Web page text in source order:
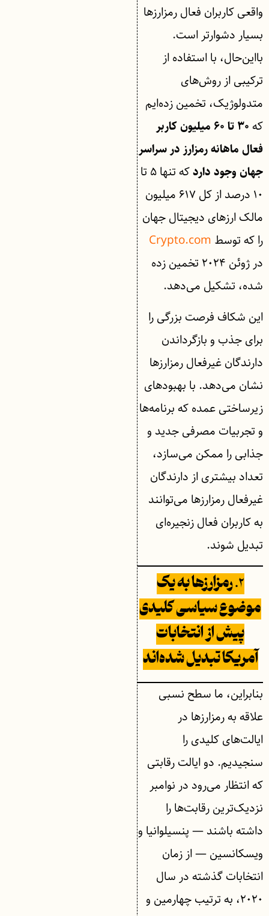
واقعی کاربران فعال رمزارزها
بسیار دشوارتر است.
بااین‌حال، با استفاده از
ترکیبی از روش‌های
متدولوژیک، تخمین زده‌ایم
که
۳۰ تا ۶۰ میلیون کاربر
فعال ماهانه رمزارز در سراسر
جهان وجود دارد
که تنها ۵ تا
۱۰ درصد از کل ۶۱۷ میلیون
مالک ارزهای دیجیتال جهان
را که توسط Crypto.com
در ژوئن ۲۰۲۴ تخمین زده
شده، تشکیل می‌دهد.
این شکاف فرصت بزرگی را
برای جذب و بازگرداندن
دارندگان غیرفعال رمزارزها
نشان می‌دهد. با بهبودهای
زیرساختی عمده که برنامه‌ها
و تجربیات مصرفی جدید و
جذابی را ممکن می‌سازد،
تعداد بیشتری از دارندگان
غیرفعال رمزارزها می‌توانند
به کاربران فعال زنجیره‌ای
تبدیل شوند.
۲. رمزارزها به یک
موضوع سیاسی کلیدی
پیش از انتخابات
آمریکا تبدیل شده‌اند
بنابراین، ما سطح نسبی
علاقه به رمزارزها در
ایالت‌های کلیدی را
سنجیدیم. دو ایالت رقابتی
که انتظار می‌رود در نوامبر
نزدیک‌ترین رقابت‌ها را
داشته باشند — پنسیلوانیا و
ویسکانسین — از زمان
انتخابات گذشته در سال
۲۰۲۰، به ترتیب چهارمین و